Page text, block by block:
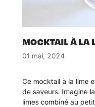
MOCKTAIL À LA
01 mai, 2024
Ce mocktail à la lime
de saveurs. Imagine
limes combiné au